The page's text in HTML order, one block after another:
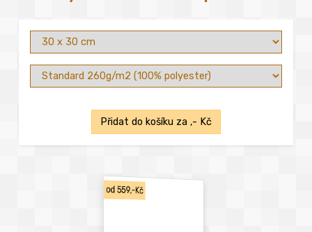
Přidat do košíku za ,- Kč
od 559,-Kč